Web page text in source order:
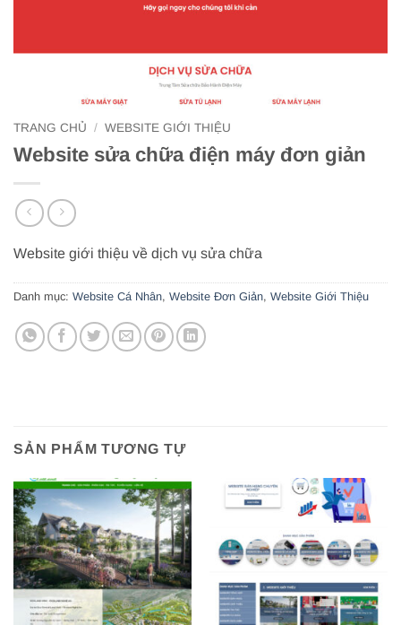
TRANG CHỦ / WEBSITE GIỚI THIỆU
Website sửa chữa điện máy đơn giản
Website giới thiệu về dịch vụ sửa chữa
Danh mục: Website Cá Nhân, Website Đơn Giản, Website Giới Thiệu
SẢN PHẨM TƯƠNG TỰ